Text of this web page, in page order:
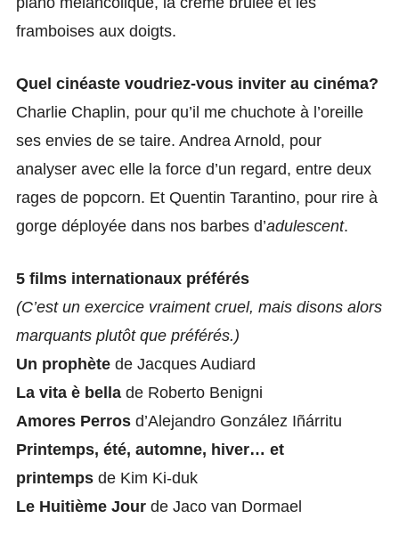
framboises aux doigts.
Quel cinéaste voudriez-vous inviter au cinéma?
Charlie Chaplin, pour qu’il me chuchote à l’oreille
ses envies de se taire. Andrea Arnold, pour
analyser avec elle la force d’un regard, entre deux
rages de popcorn. Et Quentin Tarantino, pour rire à
gorge déployée dans nos barbes d’adulescent.
5 films internationaux préférés
(C’est un exercice vraiment cruel, mais disons alors
marquants plutôt que préférés.)
Un prophètede Jacques Audiard
La vita è bellade Roberto Benigni
Amores Perrosd’Alejandro González Iñárritu
Printemps, été, automne, hiver… et
printemps de Kim Ki-duk
Le Huitième Jour de Jaco van Dormael